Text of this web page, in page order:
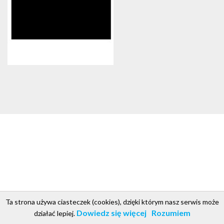
Copyright © 2018. Projekt i realizacja CS Group Polska csgroup.pl
Ta strona używa ciasteczek (cookies), dzięki którym nasz serwis może
działać lepiej. Dowiedz się więcej Rozumiem